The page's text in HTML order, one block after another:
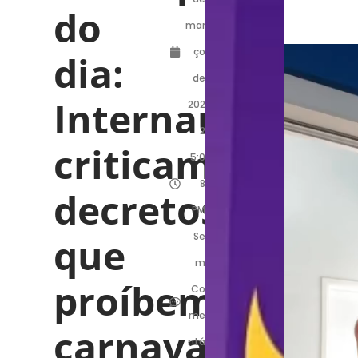
do
dia:
Internautas
criticam
decretos
que
proíbem
carnaval
mar
ço
de
202
2
5:0
8
PM
Se
m
Co
me
ntá